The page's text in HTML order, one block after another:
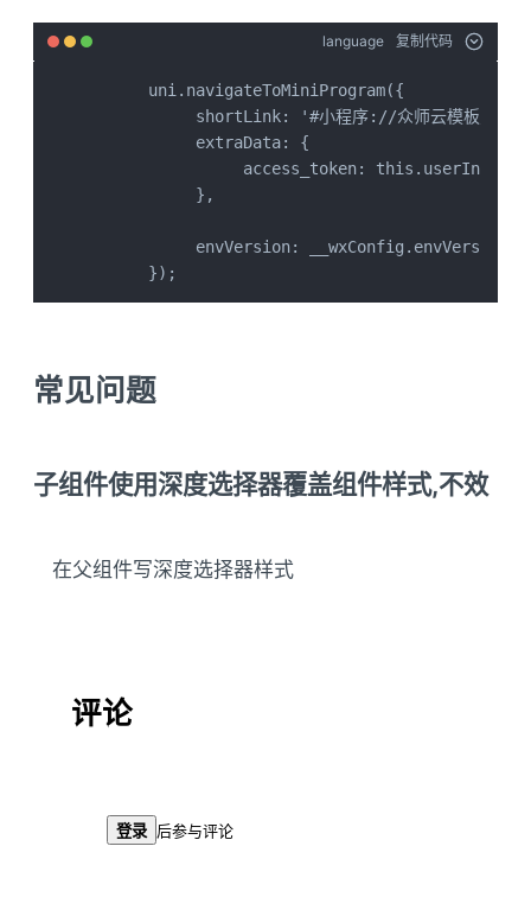
language 复制代码
      uni.navigateToMiniProgram({
shortLink: '#小程序://众师云模板/
           extraData: {
access_token:
           },
           envVersion: __wxConfig.envVersion
      });
常见问题
子组件使用深度选择器覆盖组件样式,不效
在父组件写深度选择器样式
评论
登录 后参与评论